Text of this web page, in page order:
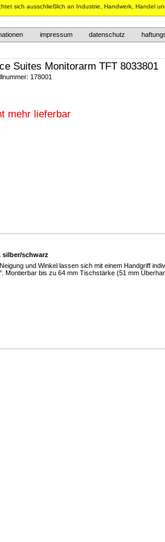
sich ausschließlich an Industrie, Handwerk, Handel
impressum datenschutz
Suites Monitorarm TFT 8033801
178001
mehr lieferbar
silber/schwarz
und Winkel lassen sich mit einem Handgriff
Montierbar bis zu 64 mm Tischstärke (51 mm